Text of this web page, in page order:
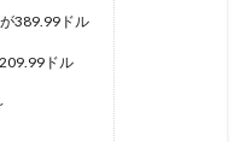
が389.99ドル
ドル